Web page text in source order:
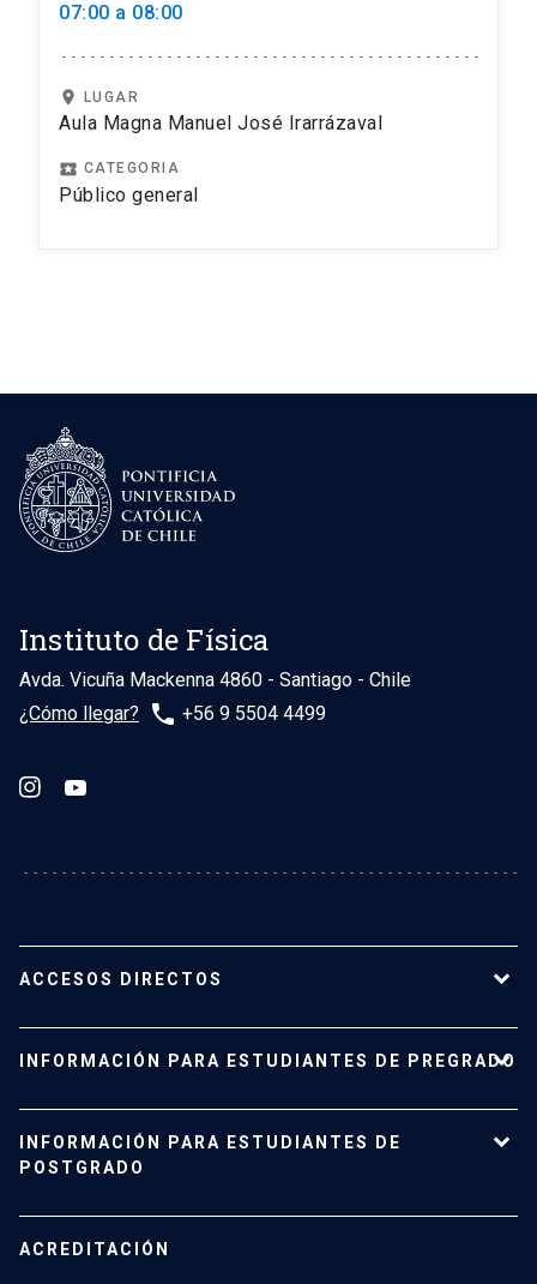
07:00 a 08:00
location_on LUGAR
Aula Magna Manuel José Irarrázaval
local_play CATEGORIA
Público general
Instituto de Física
Avda. Vicuña Mackenna 4860 - Santiago - Chile
¿Cómo llegar?
phone +56 9 5504 4499
ACCESOS DIRECTOS
Carreras y programas
Investigación
Vinculación con el medio
Contacto
INFORMACIÓN PARA ESTUDIANTES DE PREGRADO
Admisión
Mujeres en el Instituto
INFORMACIÓN PARA ESTUDIANTES DE
POSTGRADO
ACREDITACIÓN